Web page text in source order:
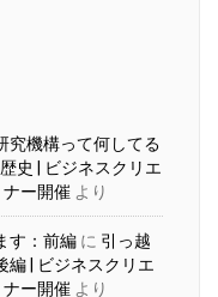
究機構って何してる
史 | ビジネスクリエ
ナー開催 より
す：前編 に 引っ越
編 | ビジネスクリエ
ナー開催 より